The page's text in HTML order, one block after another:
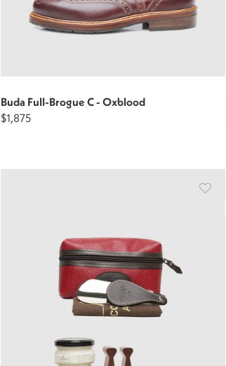
Buda Full-Brogue C - Oxblood
$1,875